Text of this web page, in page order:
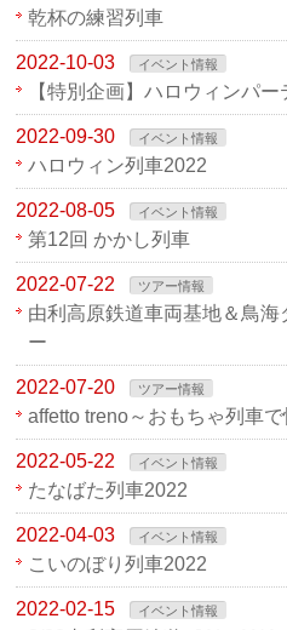
乾杯の練習列車
2022-10-03 イベント情報
【特別企画】ハロウィンパ
2022-09-30 イベント情報
ハロウィン列車2022
2022-08-05 イベント情報
第12回 かかし列車
2022-07-22 ツアー情報
由利高原鉄道車両基地＆鳥
ー
2022-07-20 ツアー情報
affetto treno～おもちゃ列車
2022-05-22 イベント情報
たなばた列車2022
2022-04-03 イベント情報
こいのぼり列車2022
2022-02-15 イベント情報